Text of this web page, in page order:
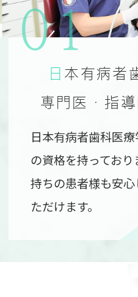
01
日本有病
専門医・指
日本有病者歯科医
の資格を持ってお
持ちの患者様も安
ただけます。